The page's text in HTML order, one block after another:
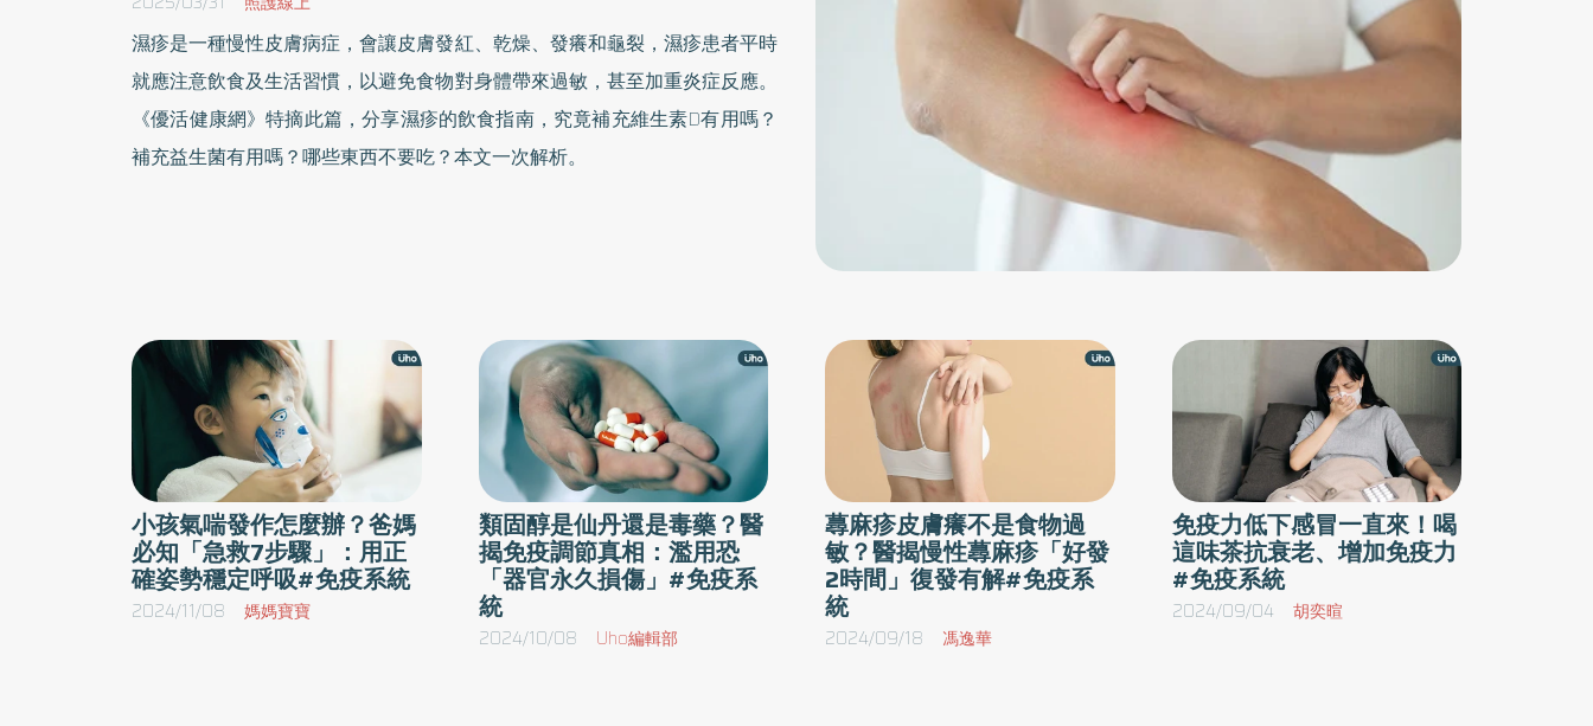
白血球會迅速趕到現場，抗體也會及時支援，團
隊合作消滅入侵者，讓身體恢復健康。一個運作
良好的免疫系統，是我們遠離疾病的關鍵。 睡眠
不足，免疫系統的「煞星」 睡眠不足簡直就是免
疫系統的「煞星」，讓我們的防禦能力大幅下
降。熬夜後為何容易感冒？這是因為： T細胞
「罷工」：T細胞是免疫系統中的「精英部
隊」，平常能精準辨識並攻擊病毒和細菌。睡眠
官」，協調各種免疫細胞的行動。睡眠不足時，
這些「傳令官」工作混亂，整個免疫系統就像沒
有頭的蒼蠅，亂糊糊的。 說到熬夜工作，我們常
常為了趕工作或報告而犧牲睡眠，但安全問題可
不能忽視！使用公共Wi-Fi時，資料隱私風險更
高。推薦使用 [Chrome VPN 擴充套件]，一鍵加
密連線，黑客攻擊掰掰，連國外影音都能暢通無
阻！保護隱私的同時，也別忘了保護好你的睡眠
濕疹是一種慢性皮膚病症，會讓皮膚發紅、乾燥、發癢和龜裂，濕疹患者平時
就應注意飲食及生活習慣，以避免食物對身體帶來過敏，甚至加重炎症反應。
《優活健康網》特摘此篇，分享濕疹的飲食指南，究竟補充維生素D有用嗎？
補充益生菌有用嗎？哪些東西不要吃？本文一次解析。
小孩氣喘發作怎麼辦？爸媽
必知「急救7步驟」：用正
確姿勢穩定呼吸#免疫系統
2024/11/08 媽媽寶寶
類固醇是仙丹還是毒藥？醫
揭免疫調節真相：濫用恐
「器官永久損傷」#免疫系
統
2024/10/08 Uho編輯部
蕁麻疹皮膚癢不是食物過
敏？醫揭慢性蕁麻疹「好發
2時間」復發有解#免疫系
統
2024/09/18 馮逸華
免疫力低下感冒一直來！喝
這味茶抗衰老、增加免疫力
#免疫系統
2024/09/04 胡奕暄